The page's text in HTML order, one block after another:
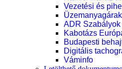
Vezetési és
Üzemanyagárak
ADR Szabályok
Kabotázs
Budapesti
Digitális
Váminfo